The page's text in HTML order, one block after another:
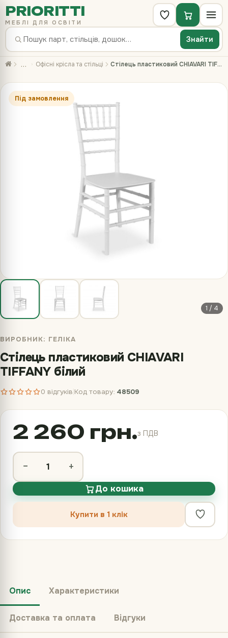
PRIORITTI
МЕБЛІ ДЛЯ ОСВІТИ
Знайти
… Офісні крісла та стільці Стілець пластиковий CHIAVARI TIFFANY білий
Під замовлення
1 / 4
ВИРОБНИК: ГЕЛІКА
Стілець пластиковий CHIAVARI
TIFFANY білий
0 відгуків Код товару: 48509
2 260 грн.з ПДВ
− +
До кошика
Купити в 1 клік
Опис Характеристики
Доставка та оплата Відгуки